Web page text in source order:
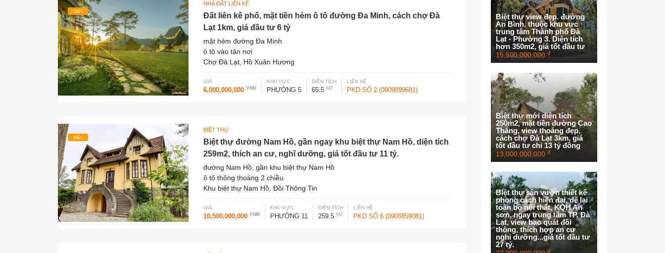
Mới
NHÀ ĐẤT LIÊN KẾ
Đất liên kế phố, mặt tiền hẻm ô tô đường Đa Minh, cách chợ Đà
Lạt 1km, giá đầu tư 6 tỷ
mặt hẻm đường Đa Minh
ô tô vào tận nơi
Chợ Đà Lạt, Hồ Xuân Hương
GIÁ
6,000,000,000 VNĐ
KHU VỰC
PHƯỜNG 5
DIỆN TÍCH
65.5 M2
LIÊN HỆ
PKD SỐ 2 (0909899681)
Mới
BIỆT THỰ
Biệt thự đường Nam Hồ, gần ngay khu biệt thự Nam Hồ, diện tích
259m2, thích an cư, nghĩ dưỡng, giá tốt đầu tư 11 tỷ.
đường Nam Hồ, gần khu biệt thự Nam Hồ
ô tô thông thoáng 2 chiều
Khu biệt thự Nam Hồ, Đồi Thông Tin
GIÁ
10,500,000,000 VNĐ
KHU VỰC
PHƯỜNG 11
DIỆN TÍCH
259.5 M2
LIÊN HỆ
PKD SỐ 6 (0908859081)
Biệt thự view đẹp. đường
An Bình, thuộc khu vực
trung tâm Thành phố Đà
Lạt - Phường 3. Diện tích
hơn 350m2, giá tốt đầu tư
15,500,000,000 đ
Biệt thự mới diện tích
250m2, mặt tiền đường Cao
Thắng, view thoáng đẹp,
cách chợ Đà Lạt 3km, giá
tốt đầu tư chỉ 13 tỷ đồng
13,000,000,000 đ
Biệt thự sân vườn thiết kế
phong cách hiện đại, để lại
toàn bộ nội thất, KQH An
sơn, ngay trung tâm TP. Đà
Lạt, view bao quát đồi
thông, thích hợp an cư
nghỉ dưỡng...giá tốt đầu tư
27 tỷ.
đ